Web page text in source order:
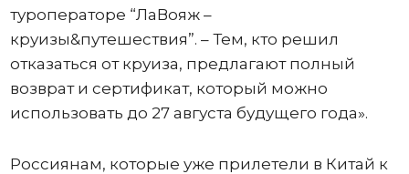
туроператоре “ЛаВояж –
круизы&путешествия”. – Тем, кто решил
отказаться от круиза, предлагают полный
возврат и сертификат, который можно
использовать до 27 августа будущего года».
Россиянам, которые уже прилетели в Китай к